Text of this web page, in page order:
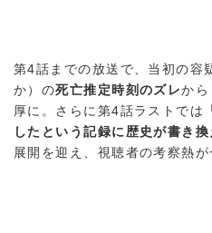
第4話までの放送で、当初の容
か）の死亡推定時刻のズレから
厚に。さらに第4話ラストでは
したという記録に歴史が書き換
展開を迎え、視聴者の考察熱が